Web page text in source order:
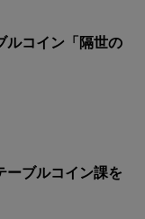
ルコイン「隔世の
ーブルコイン課を